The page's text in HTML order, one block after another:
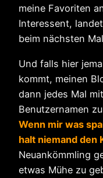
meine Favoriten
Interessent,
beim nächsten
Und falls hier
kommt, meinen
dann jedes Mal
Benutzernamen
Wenn mir was
halt niemand den
Neuankömmling
etwas Mühe zu